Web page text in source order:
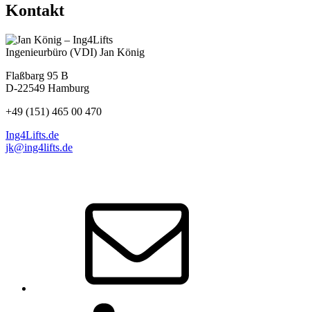
Kontakt
Ingenieurbüro (VDI) Jan König
Flaßbarg 95 B
D-22549 Hamburg
+49 (151) 465 00 470
Ing4Lifts.de
jk@ing4lifts.de